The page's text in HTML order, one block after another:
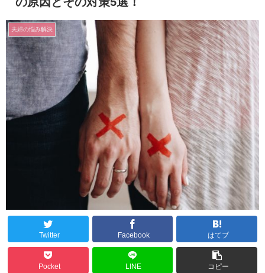
夫婦の悩み解決
Twitter Facebook はてブ
Pocket LINE コピー